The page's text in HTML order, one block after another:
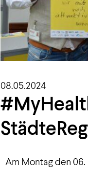
08.05.2024
Am Montag den